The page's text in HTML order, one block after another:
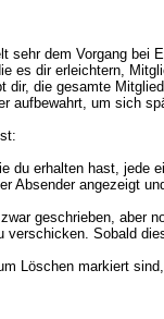
sehr dem Vorgang
es dir erleichtern,
dir, die gesamte
aufbewahrt, um sich
du erhalten hast, jede
Absender angezeigt
geschrieben, aber
verschicken. Sobald
Löschen markiert